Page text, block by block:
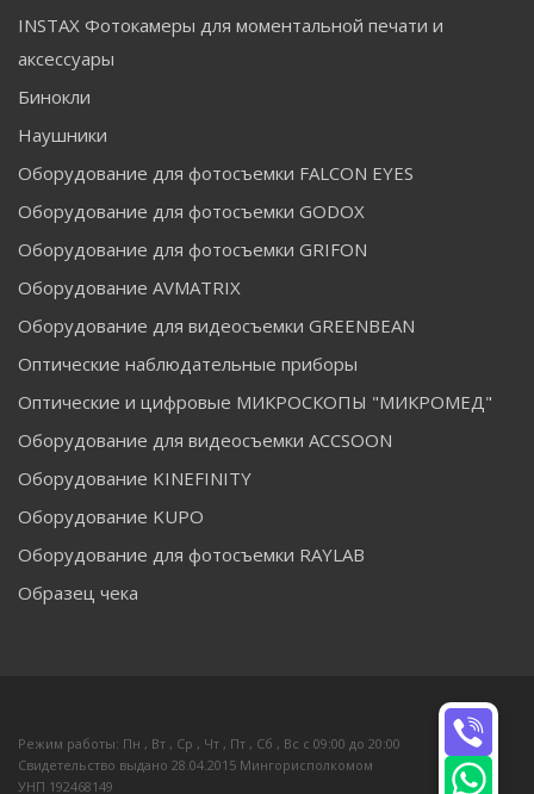
INSTAX Фотокамеры для моментальной печати и
аксессуары
Бинокли
Наушники
Оборудование для фотосъемки FALCON EYES
Оборудование для фотосъемки GODOX
Оборудование для фотосъемки GRIFON
Оборудование AVMATRIX
Оборудование для видеосъемки GREENBEAN
Оптические наблюдательные приборы
Оптические и цифровые МИКРОСКОПЫ "МИКРОМЕД"
Оборудование для видеосъемки ACCSOON
Оборудование KINEFINITY
Оборудование KUPO
Оборудование для фотосъемки RAYLAB
Образец чека
Режим работы: Пн , Вт , Ср , Чт , Пт , Сб , Вс c 09:00 до 20:00
Свидетельство выдано 28.04.2015 Мингорисполкомом
УНП 192468149